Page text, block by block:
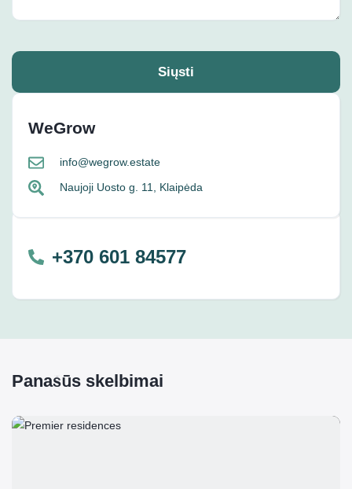
Siųsti
WeGrow
info@wegrow.estate
Naujoji Uosto g. 11, Klaipėda
+370 601 84577
Panašūs skelbimai